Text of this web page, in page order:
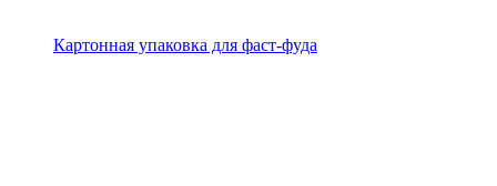
Картонная упаковка для фаст-фуда